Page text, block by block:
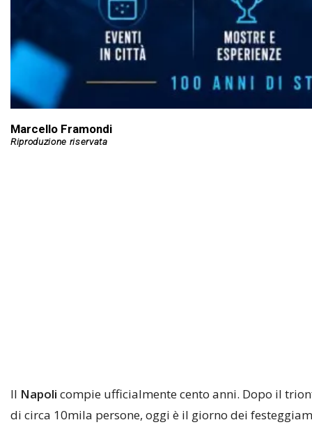
Marcello Framondi
Il Napoli compie ufficialmente cento anni. Dopo il
di circa 10mila persone, oggi è il giorno dei